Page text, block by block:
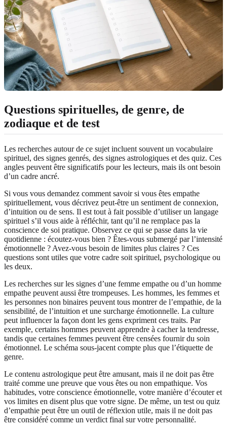
Questions spirituelles, de genre, de
zodiaque et de test
Les recherches autour de ce sujet incluent souvent un vocabulaire
spirituel, des signes genrés, des signes astrologiques et des quiz. Ces
angles peuvent être significatifs pour les lecteurs, mais ils ont besoin
d’un cadre ancré.
Si vous vous demandez comment savoir si vous êtes empathe
spirituellement, vous décrivez peut-être un sentiment de connexion,
d’intuition ou de sens. Il est tout à fait possible d’utiliser un langage
spirituel s’il vous aide à réfléchir, tant qu’il ne remplace pas la
conscience de soi pratique. Observez ce qui se passe dans la vie
quotidienne : écoutez-vous bien ? Êtes-vous submergé par l’intensité
émotionnelle ? Avez-vous besoin de limites plus claires ? Ces
questions sont utiles que votre cadre soit spirituel, psychologique ou
les deux.
Les recherches sur les signes d’une femme empathe ou d’un homme
empathe peuvent aussi être trompeuses. Les hommes, les femmes et
les personnes non binaires peuvent tous montrer de l’empathie, de la
sensibilité, de l’intuition et une surcharge émotionnelle. La culture
peut influencer la façon dont les gens expriment ces traits. Par
exemple, certains hommes peuvent apprendre à cacher la tendresse,
tandis que certaines femmes peuvent être censées fournir du soin
émotionnel. Le schéma sous-jacent compte plus que l’étiquette de
genre.
Le contenu astrologique peut être amusant, mais il ne doit pas être
traité comme une preuve que vous êtes ou non empathique. Vos
habitudes, votre conscience émotionnelle, votre manière d’écouter et
vos limites en disent plus que votre signe. De même, un test ou quiz
d’empathie peut être un outil de réflexion utile, mais il ne doit pas
être considéré comme un verdict final sur votre personnalité.